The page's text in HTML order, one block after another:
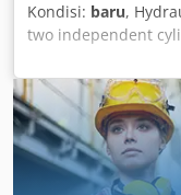
Kondisi: baru,
two independent
mechanical back
notching, flat bar,
adjustable back
double foot pedal,
light. The machine
compliant with CE